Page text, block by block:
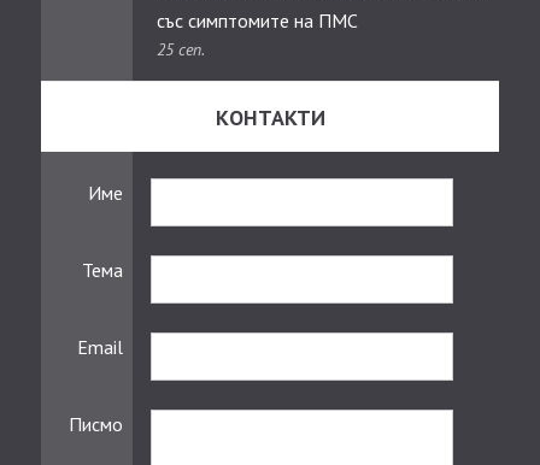
със симптомите на ПМС
25 сеп.
КОНТАКТИ
Име
Тема
Email
Писмо